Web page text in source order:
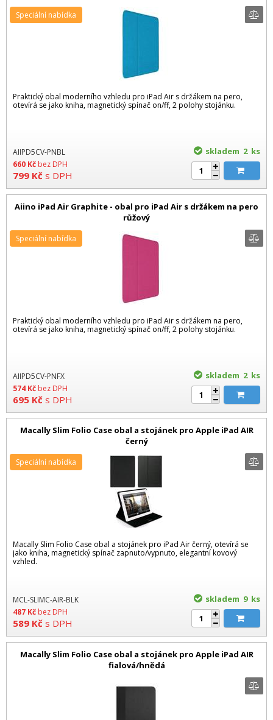
Praktický obal moderního vzhledu pro iPad Air s držákem na pero,
otevírá se jako kniha, magnetický spínač on/ff, 2 polohy stojánku.
Speciální nabídka
skladem 2 ks
AIIPD5CV-PNBL
660 Kč bez DPH
799 Kč s DPH
Aiino iPad Air Graphite - obal pro iPad Air s držákem na pero
růžový
Praktický obal moderního vzhledu pro iPad Air s držákem na pero,
otevírá se jako kniha, magnetický spínač on/ff, 2 polohy stojánku.
Speciální nabídka
skladem 2 ks
AIIPD5CV-PNFX
574 Kč bez DPH
695 Kč s DPH
Macally Slim Folio Case obal a stojánek pro Apple iPad AIR
černý
Macally Slim Folio Case obal a stojánek pro iPad Air černý, otevírá se
jako kniha, magnetický spínač zapnuto/vypnuto, elegantní kovový
vzhled.
Speciální nabídka
skladem 9 ks
MCL-SLIMC-AIR-BLK
487 Kč bez DPH
589 Kč s DPH
Macally Slim Folio Case obal a stojánek pro Apple iPad AIR
fialová/hnědá